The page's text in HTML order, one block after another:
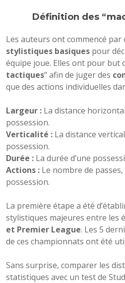
Définition des
Les auteurs ont commencé par
stylistiques basiques pour
équipe joue. Elles ont pour but
tactiques” afin de juger des
que des actions individuelles
Largeur : La distance
possession.
Verticalité : La distance
possession.
Durée : La durée d’une
Actions : Le nombre de
possession.
La première étape a été
stylistiques majeures entre les
et Premier League. Les 5
de ces championnats ont été
Sans surprise, comparer les
statistiques avec un test de